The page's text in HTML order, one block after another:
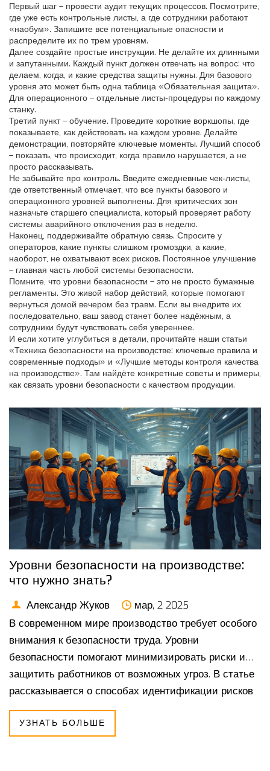
Первый шаг – провести аудит текущих процессов. Посмотрите,
где уже есть контрольные листы, а где сотрудники работают
«наобум». Запишите все потенциальные опасности и
распределите их по трем уровням.
Далее создайте простые инструкции. Не делайте их длинными
и запутанными. Каждый пункт должен отвечать на вопрос: что
делаем, когда, и какие средства защиты нужны. Для базового
уровня это может быть одна таблица «Обязательная защита».
Для операционного – отдельные листы‑процедуры по каждому
станку.
Третий пункт – обучение. Проведите короткие воркшопы, где
показываете, как действовать на каждом уровне. Делайте
демонстрации, повторяйте ключевые моменты. Лучший способ
– показать, что происходит, когда правило нарушается, а не
просто рассказывать.
Не забывайте про контроль. Введите ежедневные чек‑листы,
где ответственный отмечает, что все пункты базового и
операционного уровней выполнены. Для критических зон
назначьте старшего специалиста, который проверяет работу
системы аварийного отключения раз в неделю.
Наконец, поддерживайте обратную связь. Спросите у
операторов, какие пункты слишком громоздки, а какие,
наоборот, не охватывают всех рисков. Постоянное улучшение
– главная часть любой системы безопасности.
Помните, что уровни безопасности – это не просто бумажные
регламенты. Это живой набор действий, которые помогают
вернуться домой вечером без травм. Если вы внедрите их
последовательно, ваш завод станет более надёжным, а
сотрудники будут чувствовать себя увереннее.
И если хотите углубиться в детали, прочитайте наши статьи
«Техника безопасности на производстве: ключевые правила и
современные подходы» и «Лучшие методы контроля качества
на производстве». Там найдёте конкретные советы и примеры,
как связать уровни безопасности с качеством продукции.
Уровни безопасности на производстве:
что нужно знать?
Александр Жуков
мар, 2 2025
В современном мире производство требует особого
внимания к безопасности труда. Уровни
безопасности помогают минимизировать риски и
защитить работников от возможных угроз. В статье
рассказывается о способах идентификации рисков
и даются практические советы по улучшению
условий. Это не только о соблюдении правил, но и о
УЗНАТЬ БОЛЬШЕ